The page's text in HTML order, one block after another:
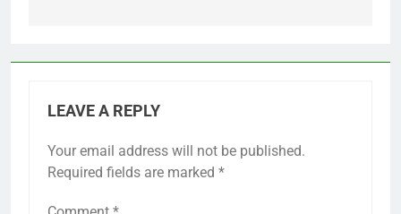
LEAVE A REPLY
Your email address will not be published.
Required fields are marked *